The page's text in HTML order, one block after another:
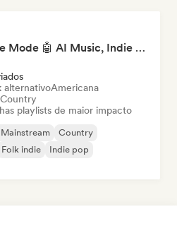
Pop Machine Mode 🤖 AI Music, Indie Pop & Dream Pop
alternativoAmericana
Country
playlists de maior impacto
Country
Folk indie
Indie pop